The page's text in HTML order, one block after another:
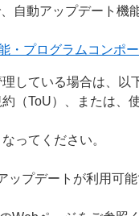
自動アップデート
・プログラムコン
している場合は、以
（ToU）、または、
ってください。
ップデートが利用可